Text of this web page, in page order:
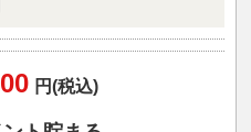
円(税込)